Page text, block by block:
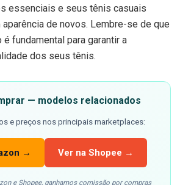
essenciais e seus tênis casuais
de novos. Lembre-se de que
fundamental para garantir a
dos seus tênis.
— modelos relacionados
e preços nos principais marketplaces:
→ Ver na Shopee →
e Shopee, ganhamos comissão por compras